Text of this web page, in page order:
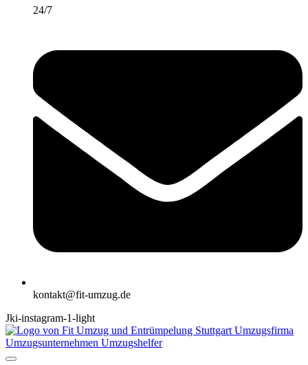
24/7
kontakt@fit-umzug.de
Jki-instagram-1-light